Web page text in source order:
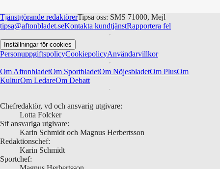
Tjänstgörande redaktörerTipsa oss: SMS 71000, Mejl
tipsa@aftonbladet.seKontakta kundtjänstRapportera fel
Inställningar för cookies
PersonuppgiftspolicyCookiepolicyAnvändarvillkor
Om AftonbladetOm SportbladetOm NöjesbladetOm PlusOm
KulturOm LedareOm Debatt
Chefredaktör, vd och ansvarig utgivare:
Lotta Folcker
Stf ansvariga utgivare:
Karin Schmidt och Magnus Herbertsson
Redaktionschef:
Karin Schmidt
Sportchef: